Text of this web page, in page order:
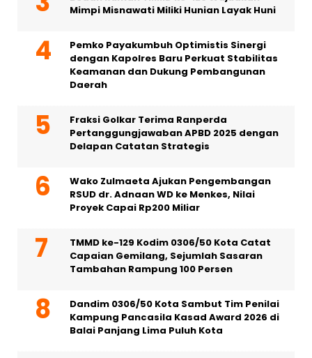
Mimpi Misnawati Miliki Hunian Layak Huni
Pemko Payakumbuh Optimistis Sinergi
dengan Kapolres Baru Perkuat Stabilitas
Keamanan dan Dukung Pembangunan
Daerah
Fraksi Golkar Terima Ranperda
Pertanggungjawaban APBD 2025 dengan
Delapan Catatan Strategis
Wako Zulmaeta Ajukan Pengembangan
RSUD dr. Adnaan WD ke Menkes, Nilai
Proyek Capai Rp200 Miliar
TMMD ke-129 Kodim 0306/50 Kota Catat
Capaian Gemilang, Sejumlah Sasaran
Tambahan Rampung 100 Persen
Dandim 0306/50 Kota Sambut Tim Penilai
Kampung Pancasila Kasad Award 2026 di
Balai Panjang Lima Puluh Kota